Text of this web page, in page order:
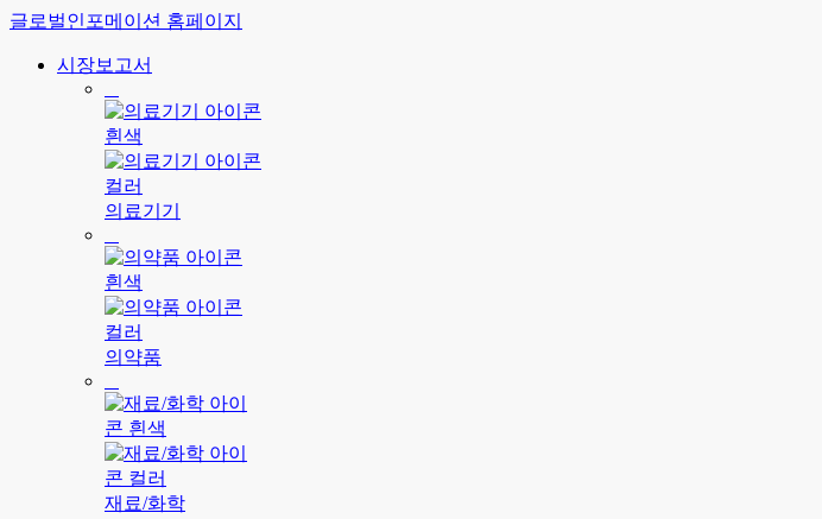
글로벌인포메이션 홈페이지
시장보고서
의료기기
의약품
재료/화학